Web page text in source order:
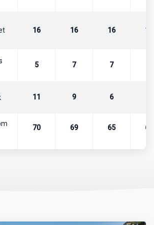
1923 óta a kb. 5,5 millió lakosú Ankara. Itt
illetve itt találhatók a fontosabb
Atatürk is az itt lévő Anitkabir
16 16 16 18
5 7 7
11 9 6
70 69 65 67